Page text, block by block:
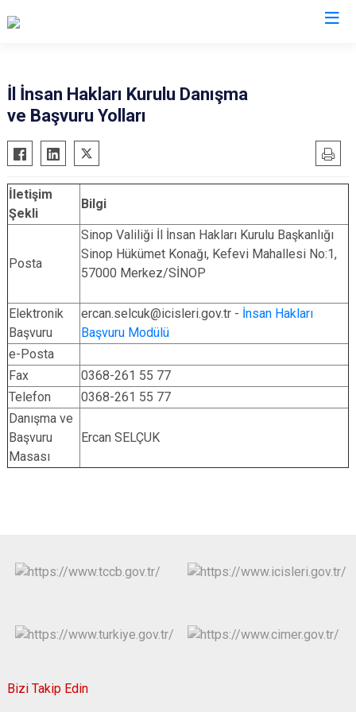
İl İnsan Hakları Kurulu Danışma
ve Başvuru Yolları
İletişim
Şekli
Bilgi
Posta
Sinop Valiliği İl İnsan Hakları Kurulu Başkanlığı
Sinop Hükümet Konağı, Kefevi Mahallesi No:1,
57000 Merkez/SİNOP
Elektronik
Başvuru
ercan.selcuk@icisleri.gov.tr - İnsan Hakları
Başvuru Modülü
e-Posta
Fax
0368-261 55 77
Telefon
0368-261 55 77
Danışma ve
Başvuru
Masası
Ercan SELÇUK
Bizi Takip Edin